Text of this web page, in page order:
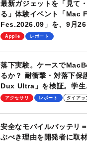
最新ガジェットを「見て
る」体験イベント「Mac
Fes.2026.09」を、9月26
します！
Apple レポート
落下実験。ケースで
るか？ 耐衝撃・対落下保
Dux Ultra」を検証。学生
のモバイルユースに最適
アクセサリ レポート タイアッ
安全なモバイルバッテリ
ぶべき理由を開発者に取材